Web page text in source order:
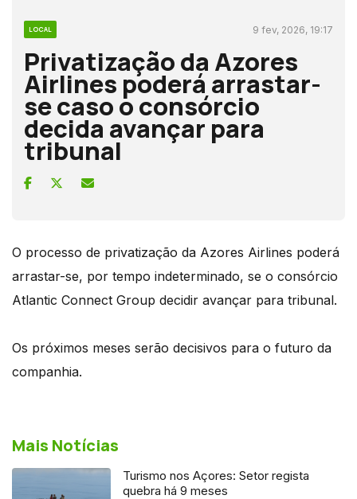
LOCAL 9 fev, 2026, 19:17
Privatização da Azores
Airlines poderá arrastar-
se caso o consórcio
decida avançar para
tribunal
O processo de privatização da Azores Airlines poderá
arrastar-se, por tempo indeterminado, se o consórcio
Atlantic Connect Group decidir avançar para tribunal.
Os próximos meses serão decisivos para o futuro da
companhia.
Mais Notícias
Turismo nos Açores: Setor regista
quebra há 9 meses